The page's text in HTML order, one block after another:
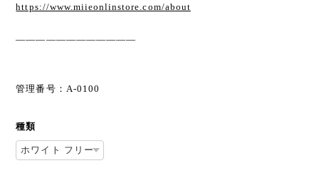
https://www.miieonlinstore.com/about
————————————
管理番号：A-0100
種類